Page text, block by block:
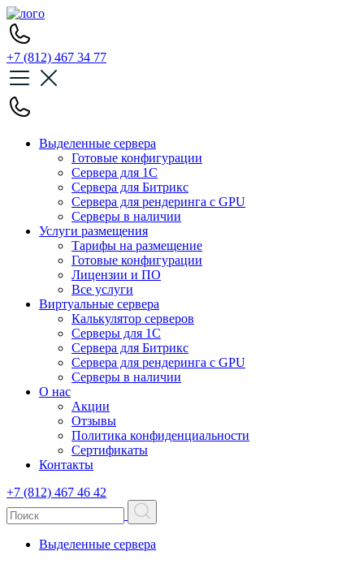
+7 (812) 467 34 77
Выделенные сервера
Готовые конфигурации
Сервера для 1С
Сервера для Битрикс
Сервера для рендеринга с GPU
Серверы в наличии
Услуги размещения
Тарифы на размещение
Готовые конфигурации
Лицензии и ПО
Все услуги
Виртуальные сервера
Калькулятор серверов
Серверы для 1С
Сервера для Битрикс
Сервера для рендеринга с GPU
Серверы в наличии
О нас
Акции
Отзывы
Политика конфиденциальности
Сертификаты
Контакты
+7 (812) 467 46 42
Выделенные сервера